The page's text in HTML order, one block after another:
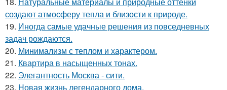
создают атмосферу тепла и близости к природе.
19. Иногда самые удачные решения из повседневных
задач рождаются.
20. Минимализм с теплом и характером.
21. Квартира в насыщенных тонах.
22. Элегантность Москва - сити.
23. Новая жизнь легендарного дома.